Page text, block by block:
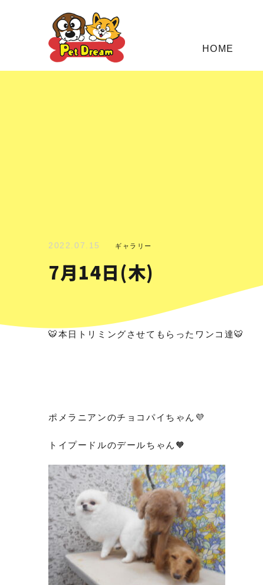
HOME
2022.07.15 ギャラリー
7月14日(木)
🐯本日トリミングさせてもらったワンコ達🐯
ポメラニアンのチョコパイちゃん💜
トイプードルのデールちゃん🧡